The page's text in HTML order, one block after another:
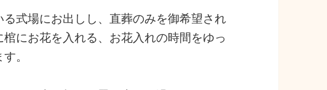
式場にお出しし、直葬のみを御希望され
にお花を入れる、お花入れの時間をゆっ
。